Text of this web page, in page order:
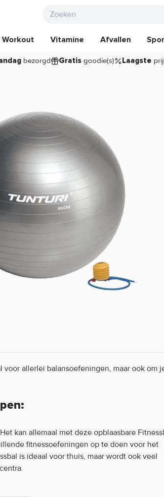
Workout Vitamine Afvallen
bezorgd Gratis goodie(s) Laagste
voor allerlei balansoefeningen, maar ook om
kan allemaal met deze opblaasbare
fitnessoefeningen op te doen voor het
is ideaal voor thuis, maar wordt ook veel